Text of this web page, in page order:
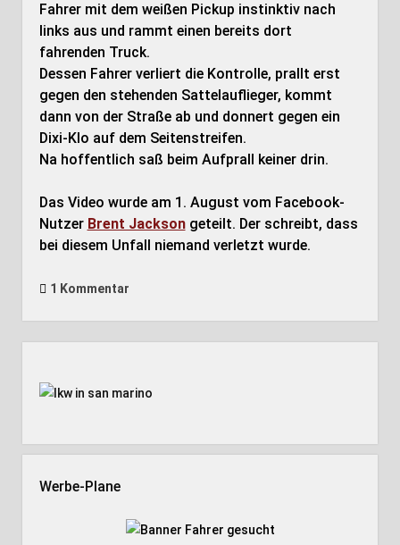
Fahrer mit dem weißen Pickup instinktiv nach
links aus und rammt einen bereits dort
fahrenden Truck.
Dessen Fahrer verliert die Kontrolle, prallt erst
gegen den stehenden Sattelauflieger, kommt
dann von der Straße ab und donnert gegen ein
Dixi-Klo auf dem Seitenstreifen.
Na hoffentlich saß beim Aufprall keiner drin.
Das Video wurde am 1. August vom Facebook-
Nutzer Brent Jacksongeteilt. Der schreibt, dass
bei diesem Unfall niemand verletzt wurde.
1 Kommentar
Werbe-Plane